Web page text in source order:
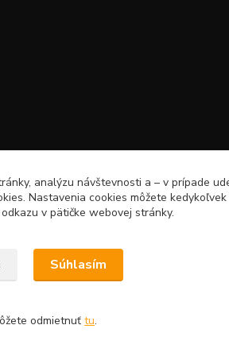
analýzu návštevnosti a – v prípade
Nastavenia cookies môžete
v pätičke webovej stránky.
Súhlasím
odmietnuť tu.